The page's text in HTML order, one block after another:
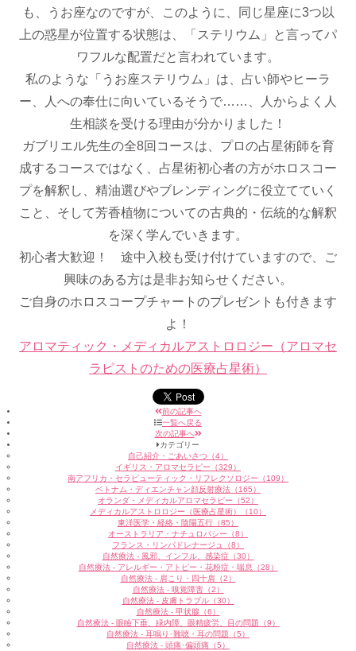
も、うお座なのですが、このように、同じ星座に3つ以
上の惑星が位置する状態は、「ステリウム」と言ってパ
ワフルな配置だと言われています。
私のような「うお座ステリウム」は、占い師やヒーラ
ー、人への奉仕に向いているそうで……、人からよく人
生相談を受ける理由が分かりました！
ガブリエル先生の全8回コースは、プロの占星術師を育
成するコースではなく、占星術初心者の方がホロスコー
プを解釈し、精油選びやブレンディングに役立てていく
こと、そして芳香植物についての古典的・伝統的な解釈
を深く学んでいきます。
初心者大歓迎！ 途中入校も受け付けていますので、ご
興味のある方は是非お知らせください。
ご自身のホロスコープチャートのプレゼントも付きます
よ！
アロマティック・メディカルアストロロジー（アロマセ
ラピストのための医療占星術）
前の記事へ
一覧へ戻る
次の記事へ
カテゴリー
自己紹介・ごあいさつ（4）
イギリス・アロマセラピー（329）
南アフリカ・セラピューティック・リフレクソロジー（109）
ベトナム・ディエンチャン顔反射療法（165）
オランダ・メディカルアロマセラピー（52）
メディカルアストロロジー（医療占星術）（10）
東洋医学・経絡・陰陽五行（85）
オーストラリア・ナチュロパシー（8）
フランス・リンパドレナージュ（8）
自然療法 - 風邪、インフル、感染症（30）
自然療法 - アレルギー・アトピー・花粉症・喘息（28）
自然療法 - 肩こり・四十肩（2）
自然療法 - 嗅覚障害（2）
自然療法 - 皮膚トラブル（30）
自然療法 - 甲状腺（6）
自然療法 - 眼瞼下垂、緑内障、眼精疲労、目の問題（9）
自然療法 - 耳鳴り･難聴・耳の問題（5）
自然療法 - 頭痛･偏頭痛（5）